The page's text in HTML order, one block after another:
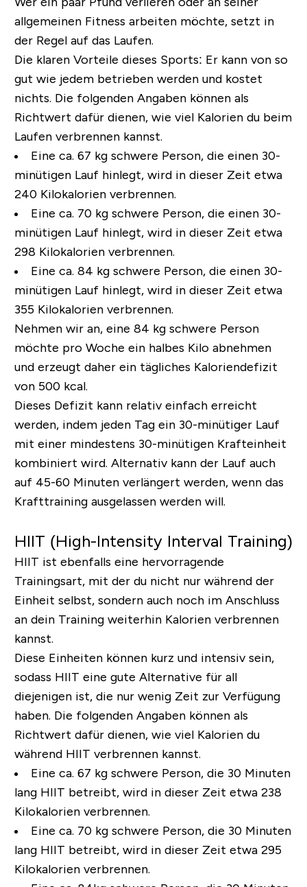
allgemeinen Fitness arbeiten möchte, setzt in
der Regel auf das Laufen.
Die klaren Vorteile dieses Sports: Er kann von so
gut wie jedem betrieben werden und kostet
nichts. Die folgenden Angaben können als
Richtwert dafür dienen, wie viel Kalorien du beim
Laufen verbrennen kannst.
Eine ca. 67 kg schwere Person, die einen 30-
minütigen Lauf hinlegt, wird in dieser Zeit etwa
240 Kilokalorien verbrennen.
Eine ca. 70 kg schwere Person, die einen 30-
minütigen Lauf hinlegt, wird in dieser Zeit etwa
298 Kilokalorien verbrennen.
Eine ca. 84 kg schwere Person, die einen 30-
minütigen Lauf hinlegt, wird in dieser Zeit etwa
355 Kilokalorien verbrennen.
Nehmen wir an, eine 84 kg schwere Person
möchte pro Woche ein halbes Kilo abnehmen
und erzeugt daher ein tägliches Kaloriendefizit
von 500 kcal.
Dieses Defizit kann relativ einfach erreicht
werden, indem jeden Tag ein 30-minütiger Lauf
mit einer mindestens 30-minütigen Krafteinheit
kombiniert wird. Alternativ kann der Lauf auch
auf 45-60 Minuten verlängert werden, wenn das
Krafttraining ausgelassen werden will.
HIIT (High-Intensity Interval Training)
HIIT ist ebenfalls eine hervorragende
Trainingsart, mit der du nicht nur während der
Einheit selbst, sondern auch noch im Anschluss
an dein Training weiterhin Kalorien verbrennen
kannst.
Diese Einheiten können kurz und intensiv sein,
sodass HIIT eine gute Alternative für all
diejenigen ist, die nur wenig Zeit zur Verfügung
haben. Die folgenden Angaben können als
Richtwert dafür dienen, wie viel Kalorien du
während HIIT verbrennen kannst.
Eine ca. 67 kg schwere Person, die 30 Minuten
lang HIIT betreibt, wird in dieser Zeit etwa 238
Kilokalorien verbrennen.
Eine ca. 70 kg schwere Person, die 30 Minuten
lang HIIT betreibt, wird in dieser Zeit etwa 295
Kilokalorien verbrennen.